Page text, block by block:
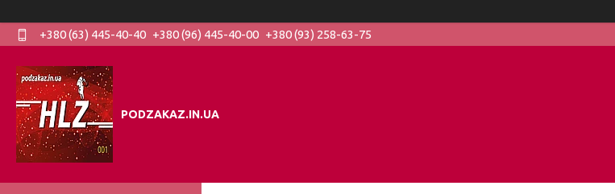
+380 (63) 445-40-40 +380 (96) 445-40-00 +380 (93) 258-63-75
PODZAKAZ.IN.UA